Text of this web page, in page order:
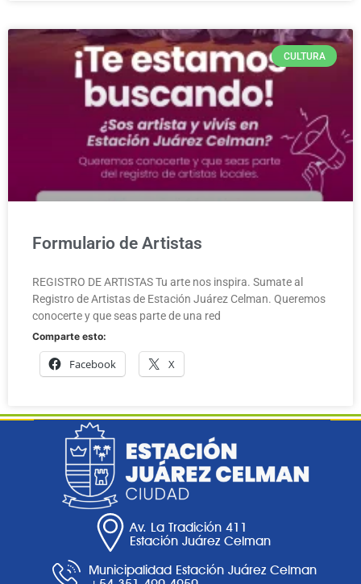
CULTURA
Formulario de Artistas
REGISTRO DE ARTISTAS Tu arte nos inspira. Sumate al
Registro de Artistas de Estación Juárez Celman. Queremos
conocerte y que seas parte de una red
Comparte esto:
Facebook X
Av. La Tradición 411
Estación Juárez Celman
Municipalidad Estación Juárez Celman